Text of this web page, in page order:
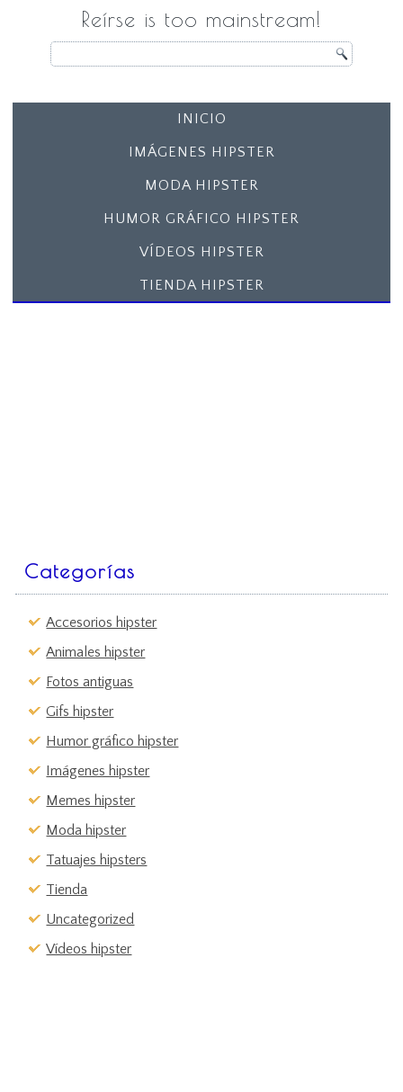
Reírse is too mainstream!
INICIO
IMÁGENES HIPSTER
MODA HIPSTER
HUMOR GRÁFICO HIPSTER
VÍDEOS HIPSTER
TIENDA HIPSTER
Categorías
Accesorios hipster
Animales hipster
Fotos antiguas
Gifs hipster
Humor gráfico hipster
Imágenes hipster
Memes hipster
Moda hipster
Tatuajes hipsters
Tienda
Uncategorized
Vídeos hipster